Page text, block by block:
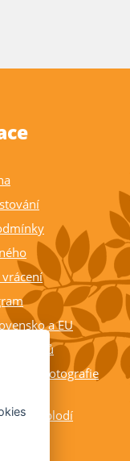
vrácení
a EU
a citrusů
a fotografie
a plodí